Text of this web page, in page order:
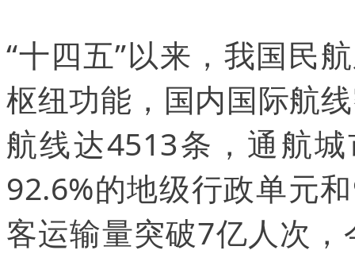
“十四五”以来，我国民
枢纽功能，国内国际航
航线达4513条，通航
92.6%的地级行政单元
客运输量突破7亿人次